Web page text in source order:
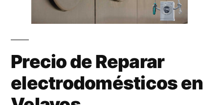
Precio de Reparar
electrodomésticos en